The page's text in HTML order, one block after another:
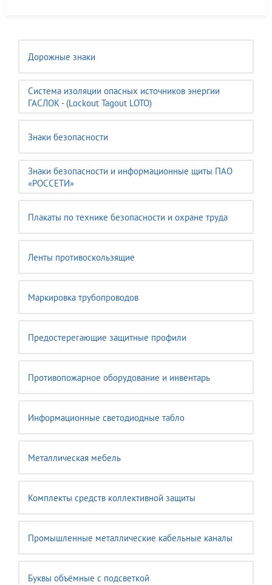
Дорожные знаки
Система изоляции опасных источников энергии
ГАСЛОК - (Lockout Tagout LOTO)
Знаки безопасности
Знаки безопасности и информационные щиты ПАО
«РОССЕТИ»
Плакаты по технике безопасности и охране труда
Ленты противоскользящие
Маркировка трубопроводов
Предостерегающие защитные профили
Противопожарное оборудование и инвентарь
Информационные светодиодные табло
Металлическая мебель
Комплекты средств коллективной защиты
Промышленные металлические кабельные каналы
Буквы объёмные с подсветкой